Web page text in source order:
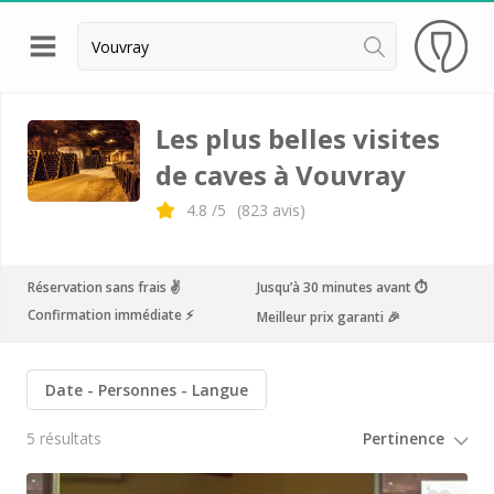
Retour
Visite cave & dégustation vin Angers
Visite cave & dégustation vin Chinon
Visite vignoble & dégustation vin Nantes
Visite cave & dégustation vin Saumur
Visite cave & dégustation vin Tours
Les plus belles visites
de caves à Vouvray
4.8 /5 (823 avis)
Réservation sans frais ✌️
Jusqu’à 30 minutes avant ⏱
Confirmation immédiate ⚡️
Meilleur prix garanti 🎉
Date Personnes Langue
5 résultats